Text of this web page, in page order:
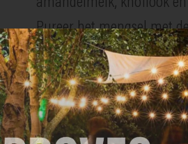
Pureer het mengsel met
glad is.
Verdeel de puree over de
geroosterde
erop. Strooi er vlak voor